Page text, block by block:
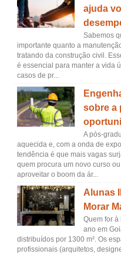
ajuda
Sabemos
importante quanto a
tratando da construção civil.
é essencial para manter a vida
casos de pr...
sobre a
A pós-
aquecida e, com a onda de
tendência é que mais vagas
quem procura um novo curso
aproveitar o boom da ár...
Alunas
Morar
Quem for à
ano em
distribuídos por 1300 m². Os
profissionais (arquitetos,